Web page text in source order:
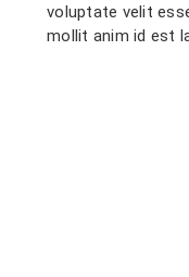
voluptate velit
mollit anim id est